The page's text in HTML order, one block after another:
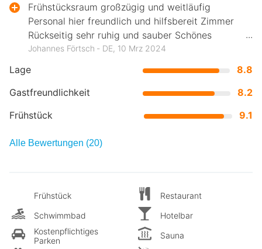
Lage
8.8
Gastfreundlichkeit
8.2
Frühstück
9.1
Frühstücksraum großzügig und weitläufig
Personal hier freundlich und hilfsbereit Zimmer
Rückseitig sehr ruhig und sauber Schönes
großes Bad
Johannes Förtsch ‐ DE, 10 Mrz 2024
Alle Bewertungen (20)
Frühstück
Schwimmbad
Kostenpflichtiges
Parken
Restaurant
Hotelbar
Sauna